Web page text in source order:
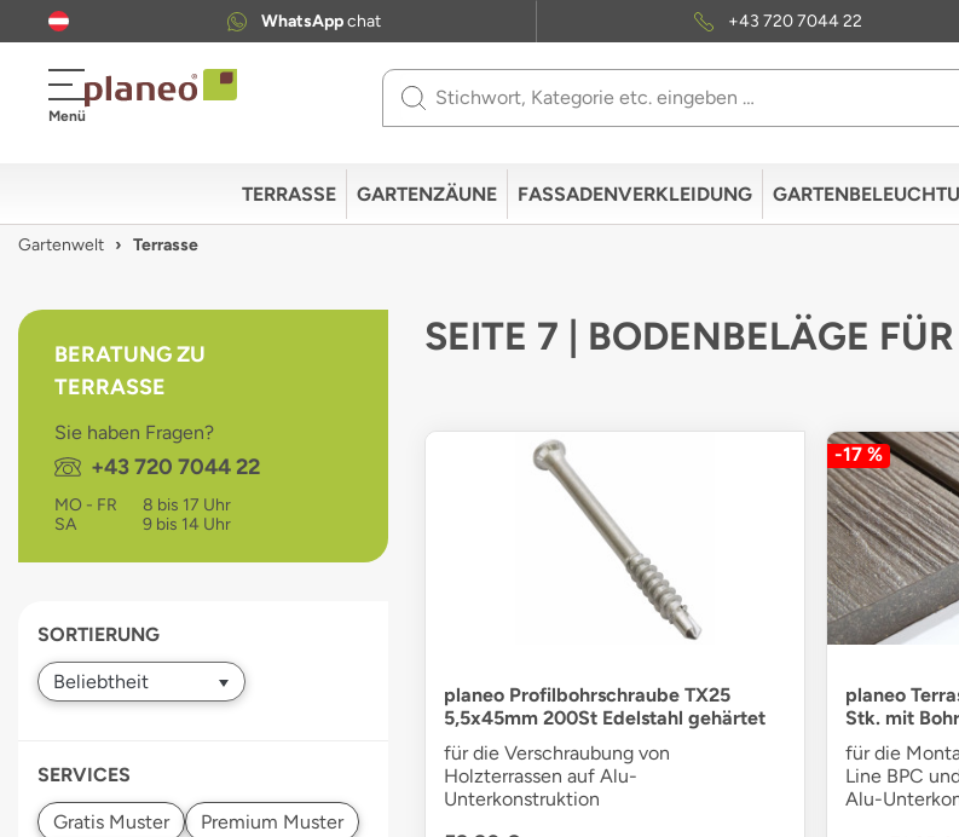
WhatsAppchat +43 720 7044 22
Menü
Use
down
Press
swipe
gestures.
TERRASSE GARTENZÄUNE FASSADENVERKLEIDUNG
Gartenwelt Terrasse
BERATUNG ZU
TERRASSE
Sie haben Fragen?
Telefon:
+43 720 7044 22
MO - FR
8 bis 17 Uhr
SA
9 bis 14 Uhr
SORTIERUNG
SERVICES
SEITE 7 | BODENBELÄGE
planeo Profilbohrschraube TX25
5,5x45mm 200St Edelstahl gehärtet
für die Verschraubung von
Holzterrassen auf Alu-
Unterkonstruktion
-17 %
planeo
Stk. mit
für die
Line BPC
Alu-